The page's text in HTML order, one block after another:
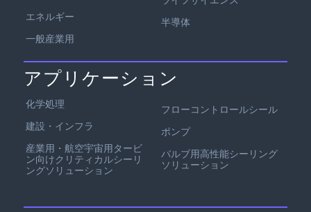
エネルギー
一般産業用
半導体
アプリケーション
化学処理
建設・インフラ
産業用・航空宇宙用タービ
ン向けクリティカルシーリ
ングソリューション
フローコントロールシール
ポンプ
バルブ用高性能シーリング
ソリューション